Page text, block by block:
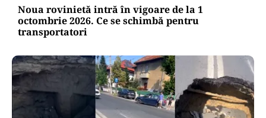
Noua rovinietă intră în vigoare de la 1
octombrie 2026. Ce se schimbă pentru
transportatori